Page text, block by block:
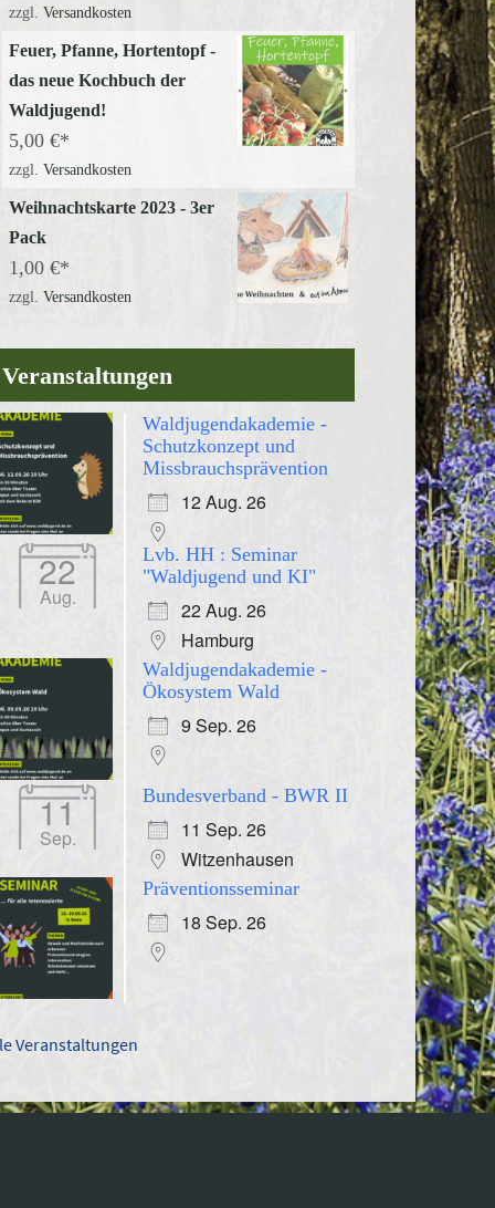
zzgl. Versandkosten
Feuer, Pfanne, Hortentopf -
das neue Kochbuch der
Waldjugend!
5,00 €
zzgl. Versandkosten
Weihnachtskarte 2023 - 3er
Pack
1,00 €
zzgl. Versandkosten
Veranstaltungen
Waldjugendakademie -
Schutzkonzept und
Missbrauchsprävention
12 Aug. 26
22
Aug.
Lvb. HH : Seminar
"Waldjugend und KI"
22 Aug. 26
Hamburg
Waldjugendakademie -
Ökosystem Wald
9 Sep. 26
11
Sep.
Bundesverband - BWR II
11 Sep. 26
Witzenhausen
Präventionsseminar
18 Sep. 26
Veranstaltungen